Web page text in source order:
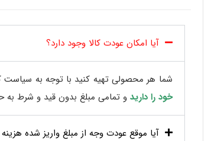
آیا امکان عودت کالا وجود دارد؟
شما هر محصولی تهیه کنید با توجه به
خود را دارید و تمامی مبلغ بدون قید و شرط به
آیا موقع عودت وجه از مبلغ واریز شده